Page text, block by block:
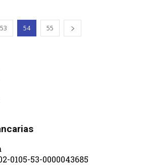
53 54 55
0105-53-0000043685